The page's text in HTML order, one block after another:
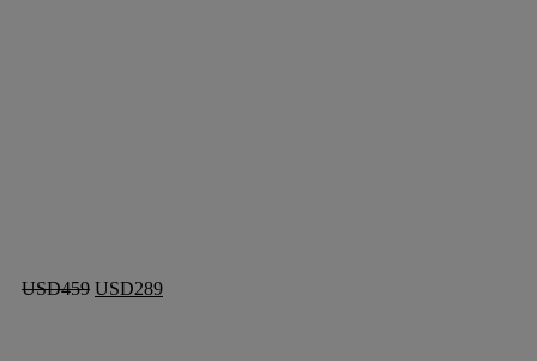
USD459 USD289